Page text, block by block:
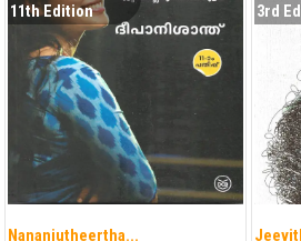
11th Edition
Nananjutheertha...
3rd